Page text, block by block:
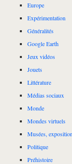
Europe
Expérimentation
Généralités
Google Earth
Jeux vidéos
Jouets
Littérature
Médias sociaux
Monde
Mondes virtuels
Musées,
Politique
Préhistoire